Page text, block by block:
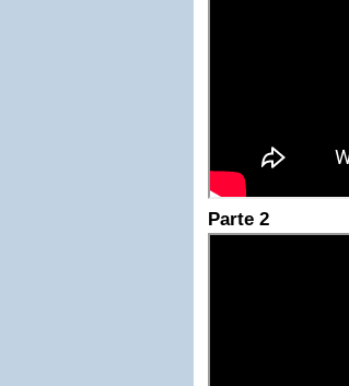
Parte 2